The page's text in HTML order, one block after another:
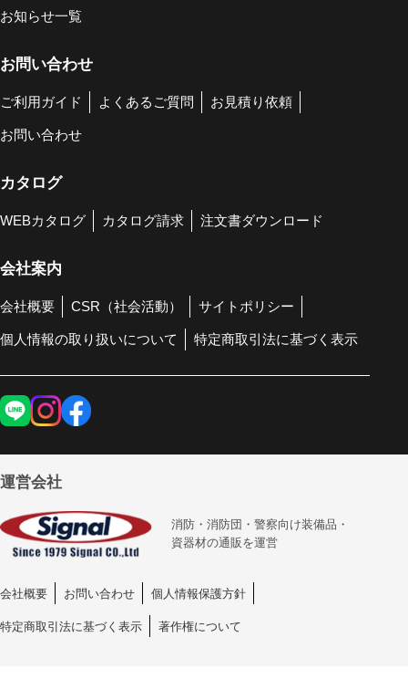
お知らせ一覧
お問い合わせ
ご利用ガイド よくあるご質問 お見積り依頼
お問い合わせ
カタログ
WEBカタログ カタログ請求 注文書ダウンロード
会社案内
会社概要 CSR（社会活動） サイトポリシー
個人情報の取り扱いについて 特定商取引法に基づく表示
運営会社
消防・消防団・警察向け装備品・
資器材の通販を運営
会社概要 お問い合わせ 個人情報保護方針
特定商取引法に基づく表示 著作権について